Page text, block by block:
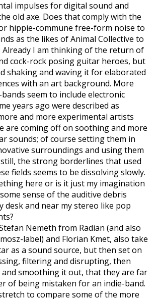
impulses for digital sound and
old axe. Does that comply with the
hippie-commune free-form noise to
as the likes of Animal Collective to
Already I am thinking of the return of
cock-rock posing guitar heroes, but
shaking and waving it for elaborated
with an art background. More
seem to include electronic
years ago were described as
and more experimental artists
are coming off on soothing and more
sounds; of course setting them in
surroundings and using them
the strong borderlines that used
fields seems to be dissolving slowly.
here or is it just my imagination
sense of the auditive debris
desk and near my stereo like pop
Nemeth from Radian (and also
label) and Florian Kmet, also take
as a sound source, but then set on
filtering and disrupting, then
smoothing it out, that they are far
of being mistaken for an indie-band.
to compare some of the more